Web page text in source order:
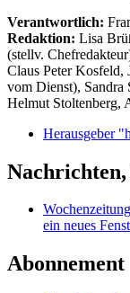
Verantwortlich:
Redaktion: Lisa
(stellv.
Claus Peter Kosfeld,
vom Dienst), Sandra
Helmut Stoltenberg,
Herausgeber
ein neues
Abonnement